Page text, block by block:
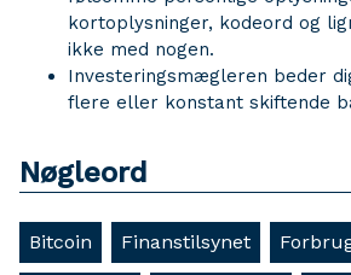
kortoplysninger, kodeord og
ikke med nogen.
Investeringsmægleren beder
flere eller konstant skiftende
Nøgleord
Bitcoin Finanstilsynet